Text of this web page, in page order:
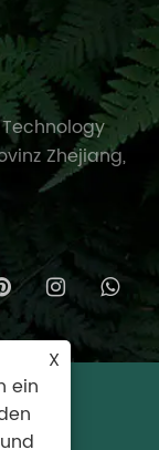
Zhejiang,
X
ein